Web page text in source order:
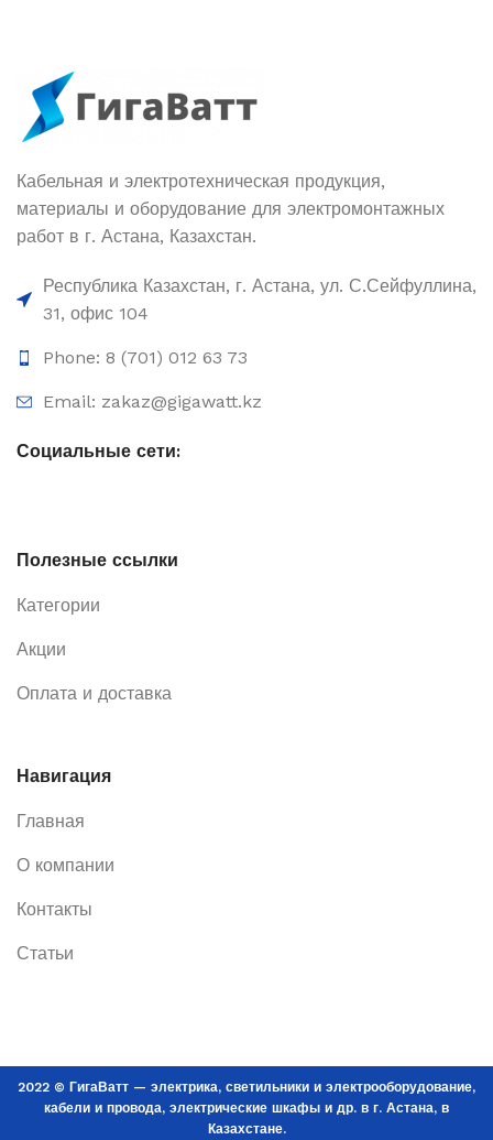
Кабельная и электротехническая продукция,
материалы и оборудование для электромонтажных
работ в г. Астана, Казахстан.
Республика Казахстан, г. Астана, ул. С.Сейфуллина,
31, офис 104
Phone: 8 (701) 012 63 73
Email: zakaz@gigawatt.kz
Социальные сети:
Полезные ссылки
Категории
Акции
Оплата и доставка
Навигация
Главная
О компании
Контакты
Статьи
2022 © ГигаВатт — электрика, светильники и электрооборудование,
кабели и провода, электрические шкафы и др. в г. Астана, в
Казахстане.